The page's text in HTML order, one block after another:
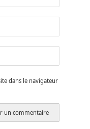
dans le navigateur